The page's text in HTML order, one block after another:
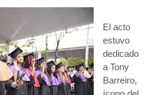
El acto
estuvo
dedicado
a Tony
Barreiro,